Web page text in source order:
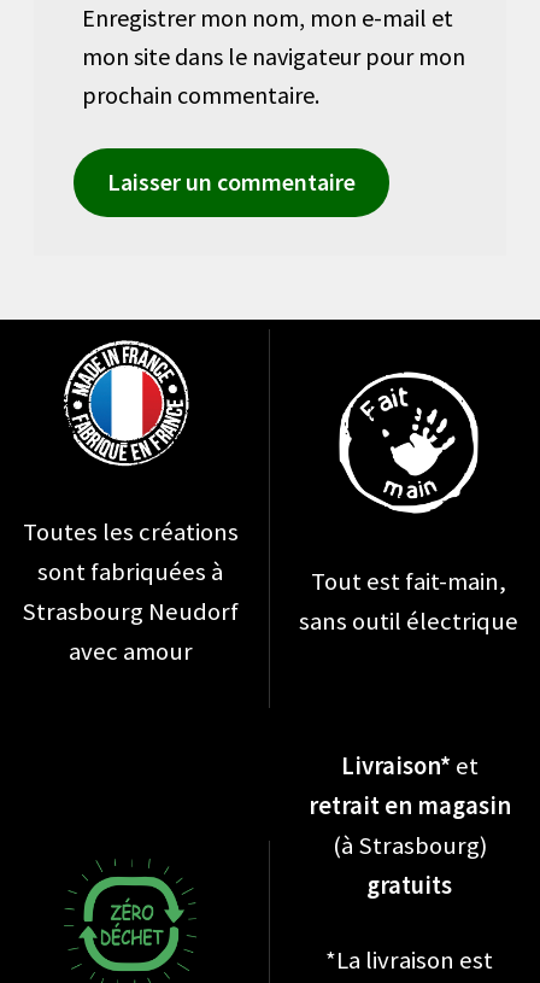
Enregistrer mon nom, mon e-mail et
mon site dans le navigateur pour mon
prochain commentaire.
Toutes les créations
sont fabriquées à
Strasbourg Neudorf
avec amour
Tout est fait-main,
sans outil électrique
Livraison* et
retrait en magasin
(à Strasbourg)
gratuits
*La livraison est